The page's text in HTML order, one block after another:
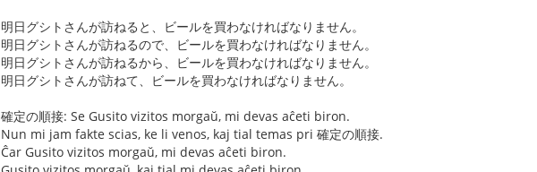
明日グシトさんが訪ねると、ビールを買わなければなりません。
明日グシトさんが訪ねるので、ビールを買わなければなりません。
明日グシトさんが訪ねるから、ビールを買わなければなりません。
明日グシトさんが訪ねて、ビールを買わなければなりません。
確定の順接: Se Gusito vizitos morgaŭ, mi devas aĉeti biron.
Nun mi jam fakte scias, ke li venos, kaj tial temas pri 確定の順接.
Ĉar Gusito vizitos morgaŭ, mi devas aĉeti biron.